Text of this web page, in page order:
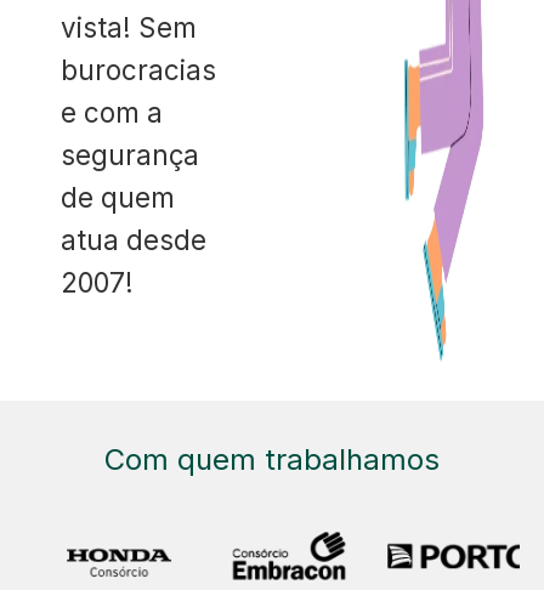
vista! Sem
burocracias
e com a
segurança
de quem
atua desde
2007!
Com quem trabalhamos